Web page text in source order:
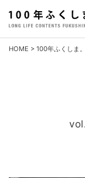
content
HOME > 100年ふくしま。